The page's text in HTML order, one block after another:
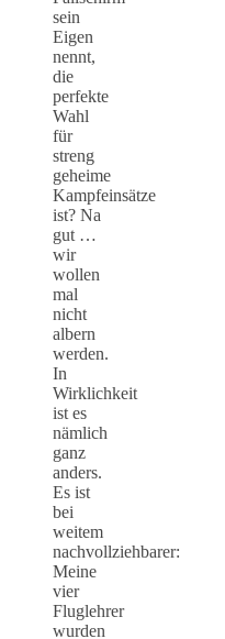
sein
Eigen
nennt,
die
perfekte
Wahl
für
streng
geheime
Kampfeinsätze
ist? Na
gut …
wir
wollen
mal
nicht
albern
werden.
In
Wirklichkeit
ist es
nämlich
ganz
anders.
Es ist
bei
weitem
nachvollziehbarer:
Meine
vier
Fluglehrer
wurden